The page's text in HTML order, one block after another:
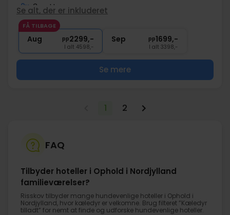
2x 3-retters menu
1x kaffe to go
1x Vintime fra 15.00 til 16.00
Se alt, der er inkluderet
FÅ TILBAGE
Aug pp2299,-
I alt 4598,-
Sep pp1699,-
I alt 3398,-
Se mere
1 2
FAQ
Tilbyder hoteller i Ophold i Nordjylland
familieværelser?
Risskov tilbyder mange hundevenlige hoteller i Ophold i
Nordjylland, hvor kæledyr er velkomne. Brug filteret ”Kæledyr
tilladt” for nemt at finde og udforske hundevenlige hoteller.